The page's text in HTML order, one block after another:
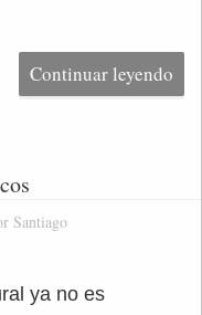
Continuar leyendo
Santiago
ya no es